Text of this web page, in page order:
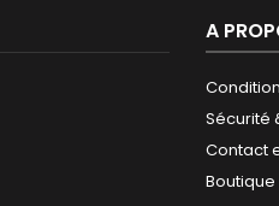
A
Sécurité
Contact